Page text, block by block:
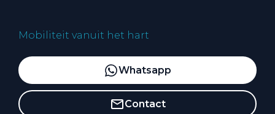
Mobiliteit vanuit het hart
Whatsapp
Contact